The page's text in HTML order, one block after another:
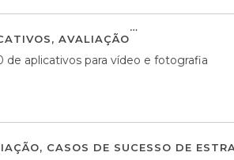
, AVALIAÇÃO
de aplicativos para vídeo e fotografia
, CASOS DE SUCESSO DE